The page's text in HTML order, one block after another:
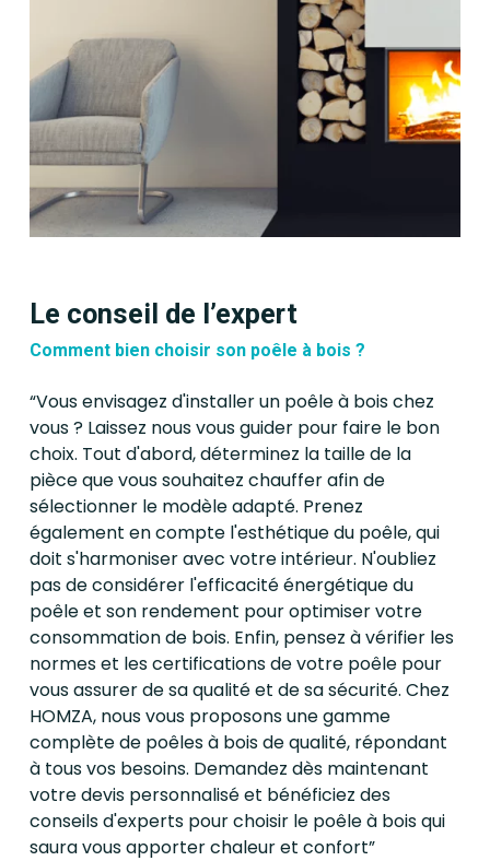
Le conseil de l’expert
Comment bien choisir son poêle à bois ?
“Vous envisagez d'installer un poêle à bois chez
vous ? Laissez nous vous guider pour faire le bon
choix. Tout d'abord, déterminez la taille de la
pièce que vous souhaitez chauffer afin de
sélectionner le modèle adapté. Prenez
également en compte l'esthétique du poêle, qui
doit s'harmoniser avec votre intérieur. N'oubliez
pas de considérer l'efficacité énergétique du
poêle et son rendement pour optimiser votre
consommation de bois. Enfin, pensez à vérifier les
normes et les certifications de votre poêle pour
vous assurer de sa qualité et de sa sécurité. Chez
HOMZA, nous vous proposons une gamme
complète de poêles à bois de qualité, répondant
à tous vos besoins. Demandez dès maintenant
votre devis personnalisé et bénéficiez des
conseils d'experts pour choisir le poêle à bois qui
saura vous apporter chaleur et confort”